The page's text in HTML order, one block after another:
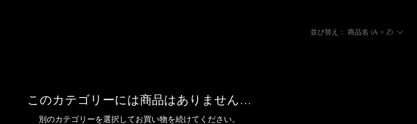
並び替え： 商品名 (A > Z)
このカテゴリーには商品はありません…
別のカテゴリーを選択してお買い物を続けてください。